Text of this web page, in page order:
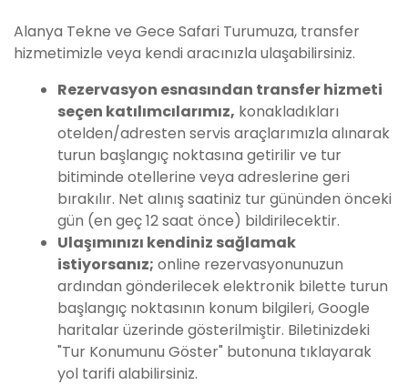
Alanya Tekne ve Gece Safari Turumuza, transfer
hizmetimizle veya kendi aracınızla ulaşabilirsiniz.
Rezervasyon esnasından transfer hizmeti
seçen katılımcılarımız, konakladıkları
otelden/adresten servis araçlarımızla alınarak
turun başlangıç noktasına getirilir ve tur
bitiminde otellerine veya adreslerine geri
bırakılır. Net alınış saatiniz tur gününden önceki
gün (en geç 12 saat önce) bildirilecektir.
Ulaşımınızı kendiniz sağlamak
istiyorsanız; online rezervasyonunuzun
ardından gönderilecek elektronik bilette turun
başlangıç noktasının konum bilgileri, Google
haritalar üzerinde gösterilmiştir. Biletinizdeki
"Tur Konumunu Göster" butonuna tıklayarak
yol tarifi alabilirsiniz.